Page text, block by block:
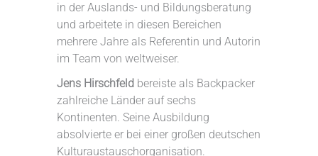
in der Auslands- und Bildungsberatung
und arbeitete in diesen Bereichen
mehrere Jahre als Referentin und Autorin
im Team von weltweiser.
Jens Hirschfeld bereiste als Backpacker
zahlreiche Länder auf sechs
Kontinenten. Seine Ausbildung
absolvierte er bei einer großen deutschen
Kulturaustauschorganisation.